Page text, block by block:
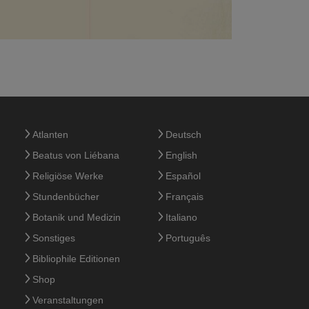
Atlanten
Beatus von Liébana
Religiöse Werke
Stundenbücher
Botanik und Medizin
Sonstiges
Bibliophile Editionen
Shop
Veranstaltungen
Deutsch
English
Español
Français
Italiano
Português